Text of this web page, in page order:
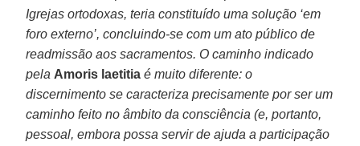
Igrejas ortodoxas, teria constituído uma solução ‘em
foro externo’, concluindo-se com um ato público de
readmissão aos sacramentos. O caminho indicado
pela Amoris laetitia é muito diferente: o
discernimento se caracteriza precisamente por ser um
caminho feito no âmbito da consciência (e, portanto,
pessoal, embora possa servir de ajuda a participação